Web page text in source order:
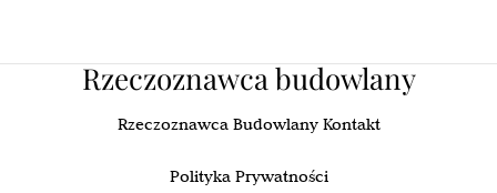
Rzeczoznawca budowlany
Rzeczoznawca Budowlany Kontakt
Polityka Prywatności